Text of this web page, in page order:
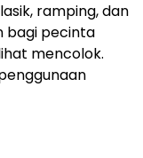
ramping, dan
bagi pecinta
mencolok.